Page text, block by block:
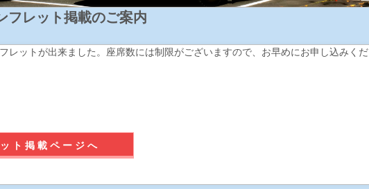
フレット掲載のご案内
レットが出来ました。座席数には制限がございますので、お早めにお申し込みくだ
ト掲載ページへ